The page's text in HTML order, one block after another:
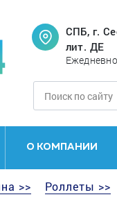
СПБ, г.
лит. ДЕ
О КОМПАНИИ
>> Роллеты >>